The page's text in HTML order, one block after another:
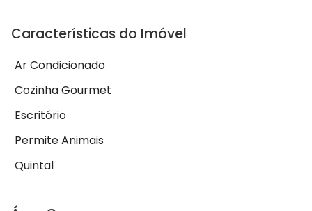
Características do Imóvel
Ar Condicionado
Cozinha Gourmet
Escritório
Permite Animais
Quintal